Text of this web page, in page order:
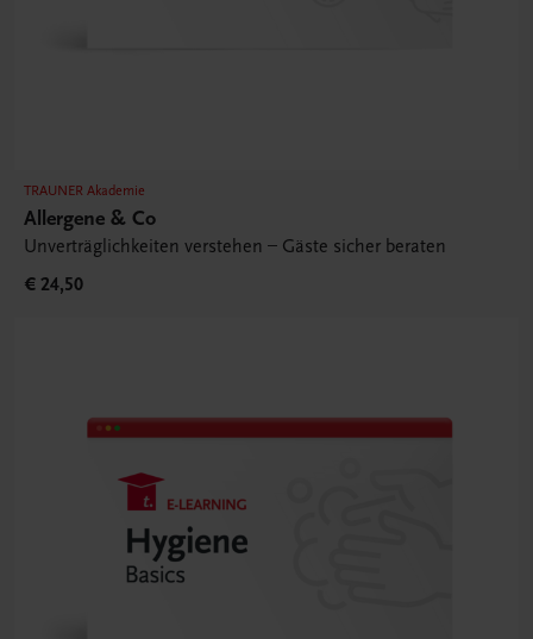
TRAUNER Akademie
Allergene & Co
Unverträglichkeiten verstehen – Gäste sicher beraten
€ 24,50